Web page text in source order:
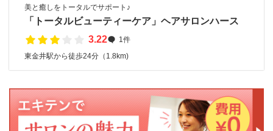
美と癒しをトータルでサポート♪
「トータルビューティーケア」ヘアサロンハース
3.22
1件
東金井駅から徒歩24分（1.8km)